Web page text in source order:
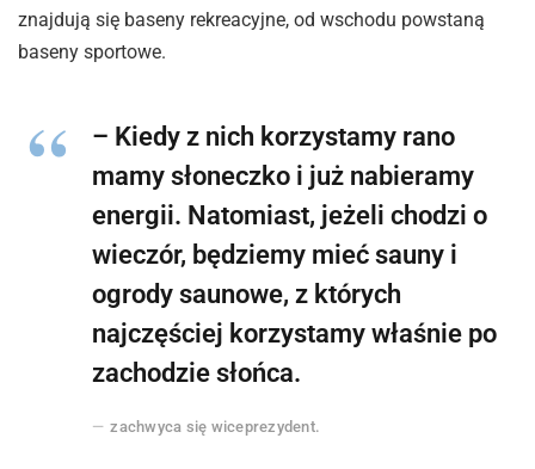
znajdują się baseny rekreacyjne, od wschodu powstaną
baseny sportowe.
– Kiedy z nich korzystamy rano
mamy słoneczko i już nabieramy
energii. Natomiast, jeżeli chodzi o
wieczór, będziemy mieć sauny i
ogrody saunowe, z których
najczęściej korzystamy właśnie po
zachodzie słońca.
zachwyca się wiceprezydent.